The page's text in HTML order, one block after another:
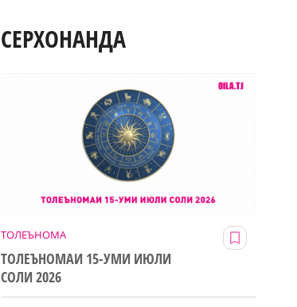
СЕРХОНАНДА
ТОЛЕЪНОМА
ТОЛЕЪНОМАИ 15-УМИ ИЮЛИ
СОЛИ 2026